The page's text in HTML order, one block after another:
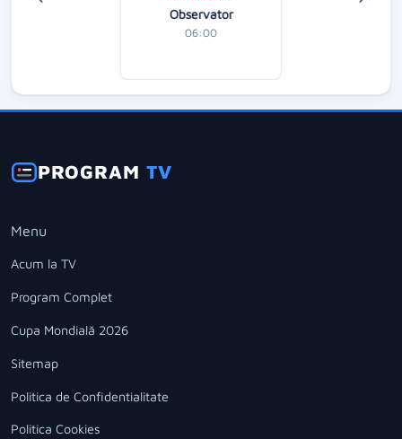
Observator
06:00
PROGRAMTV
Menu
Acum la TV
Program Complet
Cupa Mondială 2026
Sitemap
Politica de Confidentialitate
Politica Cookies